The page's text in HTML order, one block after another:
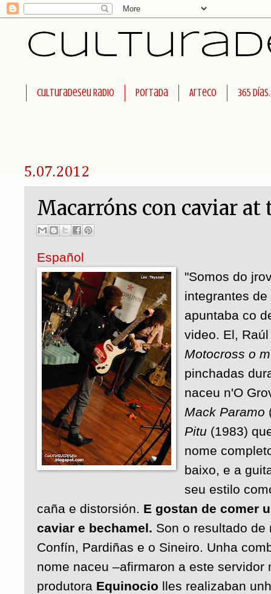
Culturadeseu Radio Portada Arteco 365
5.07.2012
Macarróns con caviar at
Español
"Somos do
integrantes de
apuntaba co
video. El,
Motocross o
pinchadas
naceu n'O
Mack Paramo
Pitu (1983)
nome
baixo, e a
seu estilo
caña e distorsión. E gostan de comer
caviar e bechamel. Son o resultado
Confín, Pardiñas e o Sineiro. Unha
nome naceu –afirmaron a este servidor
produtora Equinocio lles realizaban